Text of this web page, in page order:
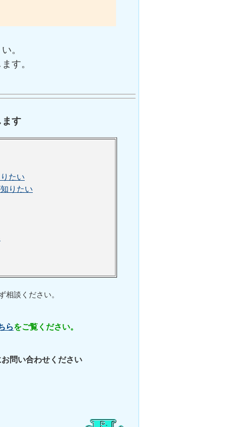
。
す。
す
たい
りたい
談ください。
らをご覧ください。
問い合わせください